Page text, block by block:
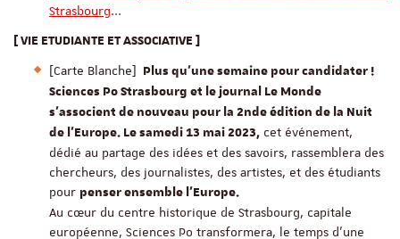
Strasbourg...
[ VIE ETUDIANTE ET ASSOCIATIVE ]
[Carte Blanche] Plus qu'une semaine pour candidater !
Sciences Po Strasbourg et le journal Le Monde
s’associent de nouveau pour la 2nde édition de la Nuit
de l’Europe. Le samedi 13 mai 2023, cet événement,
dédié au partage des idées et des savoirs, rassemblera des
chercheurs, des journalistes, des artistes, et des étudiants
pour penser ensemble l’Europe.
Au cœur du centre historique de Strasbourg, capitale
européenne, Sciences Po transformera, le temps d’une